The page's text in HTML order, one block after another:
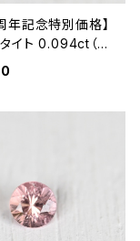
年記念特別価格】
イト 0.094ct（ソ
付き）SA32973